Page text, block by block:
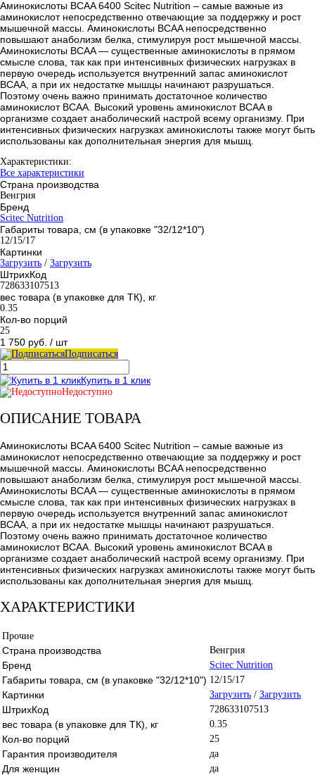
Аминокислоты BCAA 6400 Scitec Nutrition – самые важные из
аминокислот непосредственно отвечающие за поддержку и рост
мышечной массы. Аминокислоты BCAA непосредственно
повышают анаболизм белка, стимулируя рост мышечной массы.
Аминокислоты BCAA — существенные аминокислоты в прямом
смысле слова, так как при интенсивных физических нагрузках в
первую очередь используется внутренний запас аминокислот
BCAA, а при их недостатке мышцы начинают разрушаться.
Поэтому очень важно принимать достаточное количество
аминокислот BCAA. Высокий уровень аминокислот BCAA в
организме создает анаболический настрой всему организму. При
интенсивных физических нагрузках аминокислоты также могут быть
использованы как дополнительная энергия для мышц.
Характеристики:
Все характеристики
Страна производства
Венгрия
Бренд
Scitec Nutrition
Габариты товара, см (в упаковке "32/12*10")
12/15/17
Картинки
Загрузить / Загрузить
ШтрихКод
728633107513
вес товара (в упаковке для ТК), кг
0.35
Кол-во порций
25
1 750 руб. / шт
Подписаться
Купить в 1 клик
Недоступно
ОПИСАНИЕ ТОВАРА
Аминокислоты BCAA 6400 Scitec Nutrition – самые важные из
аминокислот непосредственно отвечающие за поддержку и рост
мышечной массы. Аминокислоты BCAA непосредственно
повышают анаболизм белка, стимулируя рост мышечной массы.
Аминокислоты BCAA — существенные аминокислоты в прямом
смысле слова, так как при интенсивных физических нагрузках в
первую очередь используется внутренний запас аминокислот
BCAA, а при их недостатке мышцы начинают разрушаться.
Поэтому очень важно принимать достаточное количество
аминокислот BCAA. Высокий уровень аминокислот BCAA в
организме создает анаболический настрой всему организму. При
интенсивных физических нагрузках аминокислоты также могут быть
использованы как дополнительная энергия для мышц.
ХАРАКТЕРИСТИКИ
Прочие
Страна производства Венгрия
Бренд Scitec Nutrition
Габариты товара, см (в упаковке "32/12*10") 12/15/17
Картинки Загрузить / Загрузить
ШтрихКод 728633107513
вес товара (в упаковке для ТК), кг 0.35
Кол-во порций 25
Гарантия производителя да
Для женщин да